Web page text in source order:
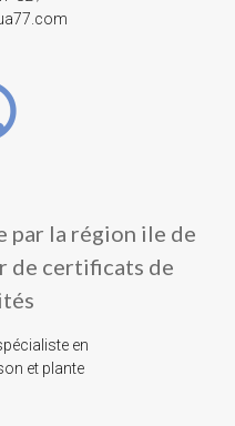
par la région ile de
de certificats de
en
et plante